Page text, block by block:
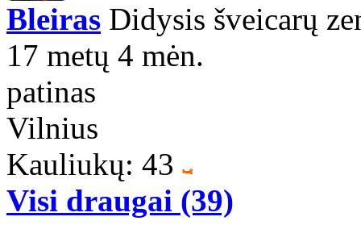
Bleiras Didysis šveicarų
17 metų 4 mėn.
patinas
Vilnius
Kauliukų: 43
Visi draugai (39)